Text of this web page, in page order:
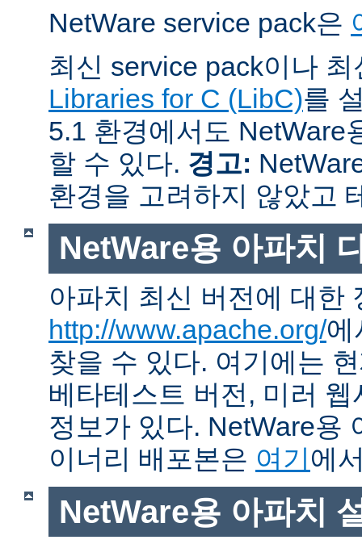
NetWare service pack은
최신 service pack이나
Libraries for C (LibC)를
5.1 환경에서도 NetWare
할 수 있다. 경고:
환경을 고려하지 않았고
NetWare용 아파치
아파치 최신 버전에 대한
http://www.apache.org/에
찾을 수 있다. 여기에는
베타테스트 버전, 미러
정보가 있다. NetWare용
이너리 배포본은 여기에
NetWare용 아파치